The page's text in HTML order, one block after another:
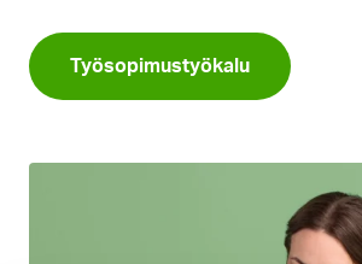
Työsopimustyökalu